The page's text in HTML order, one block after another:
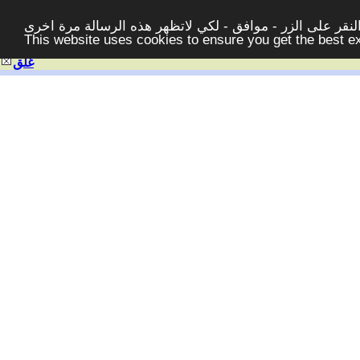
على الزر - موافق - لكي لاتظهر هذه الرسالة مرة اخرى -
This website uses cookies to ensure you get the best
غلق